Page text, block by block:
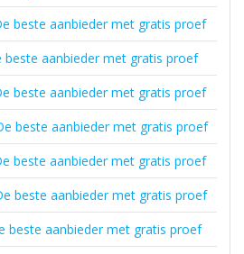
beste aanbieder met gratis proef
beste aanbieder met gratis proef
beste aanbieder met gratis proef
beste aanbieder met gratis proef
beste aanbieder met gratis proef
beste aanbieder met gratis proef
beste aanbieder met gratis proef